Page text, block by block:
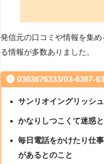
発信元の口コミや情報を集
る情報が多数ありました。
0363676333/03-6367-
サンリオイングリッシ
かなりしつこくて迷惑
毎日電話をかけたり仕
があるとのこと